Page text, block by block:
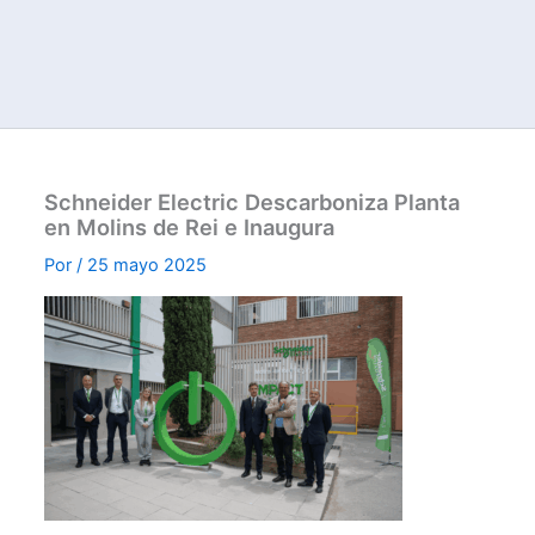
Schneider Electric Descarboniza Planta
en Molins de Rei e Inaugura
Por/ 25 mayo 2025